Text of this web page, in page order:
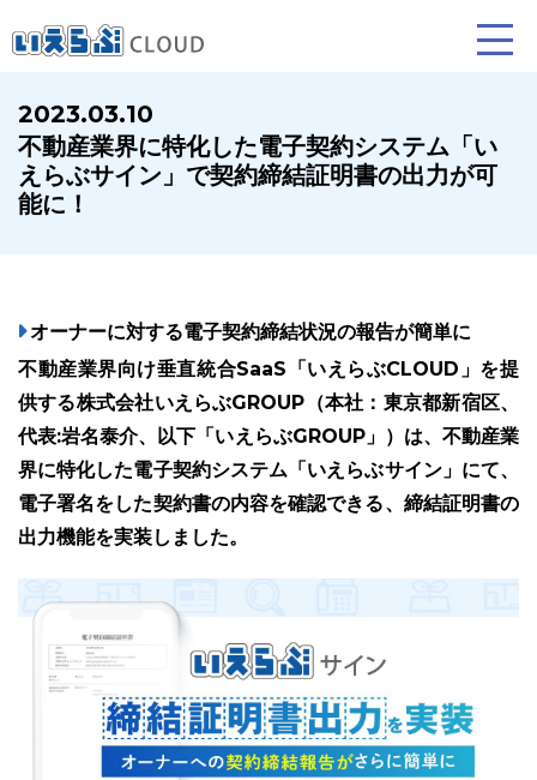
賃貸仲介
業務向け機能
売買仲介 賃貸管理
ホームページ制作について プラン紹介･制作の流れ
ユーザーインタビュー
2023.03.10
不動産業界に特化した電子契約システム「い
えらぶサイン」で契約締結証明書の出力が可
能に！
オーナーに対する電子契約締結状況の報告が簡単に
不動産業界向け垂直統合SaaS「いえらぶCLOUD」を提
供する株式会社いえらぶGROUP（本社：東京都新宿区、
代表:岩名泰介、以下「いえらぶGROUP」）は、不動産業
界に特化した電子契約システム「いえらぶサイン」にて、
電子署名をした契約書の内容を確認できる、締結証明書の
出力機能を実装しました。